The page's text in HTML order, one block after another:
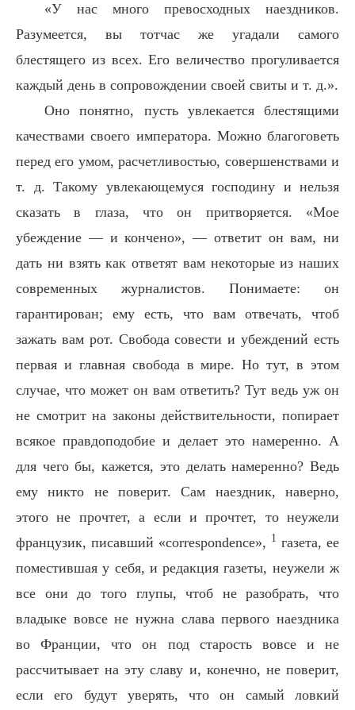
«У нас много превосходных наездников.
Разумеется, вы тотчас же угадали самого
блестящего из всех. Его величество прогуливается
каждый день в сопровождении своей свиты и т. д.».
Оно понятно, пусть увлекается блестящими
качествами своего императора. Можно благоговеть
перед его умом, расчетливостью, совершенствами и
т. д. Такому увлекающемуся господину и нельзя
сказать в глаза, что он притворяется. «Мое
убеждение — и кончено», — ответит он вам, ни
дать ни взять как ответят вам некоторые из наших
современных журналистов. Понимаете: он
гарантирован; ему есть, что вам отвечать, чтоб
зажать вам рот. Свобода совести и убеждений есть
первая и главная свобода в мире. Но тут, в этом
случае, что может он вам ответить? Тут ведь уж он
не смотрит на законы действительности, попирает
всякое правдоподобие и делает это намеренно. А
для чего бы, кажется, это делать намеренно? Ведь
ему никто не поверит. Сам наездник, наверно,
этого не прочтет, а если и прочтет, то неужели
французик, писавший «correspondence», 1 газета, ее
поместившая у себя, и редакция газеты, неужели ж
все они до того глупы, чтоб не разобрать, что
владыке вовсе не нужна слава первого наездника
во Франции, что он под старость вовсе и не
рассчитывает на эту славу и, конечно, не поверит,
если его будут уверять, что он самый ловкий